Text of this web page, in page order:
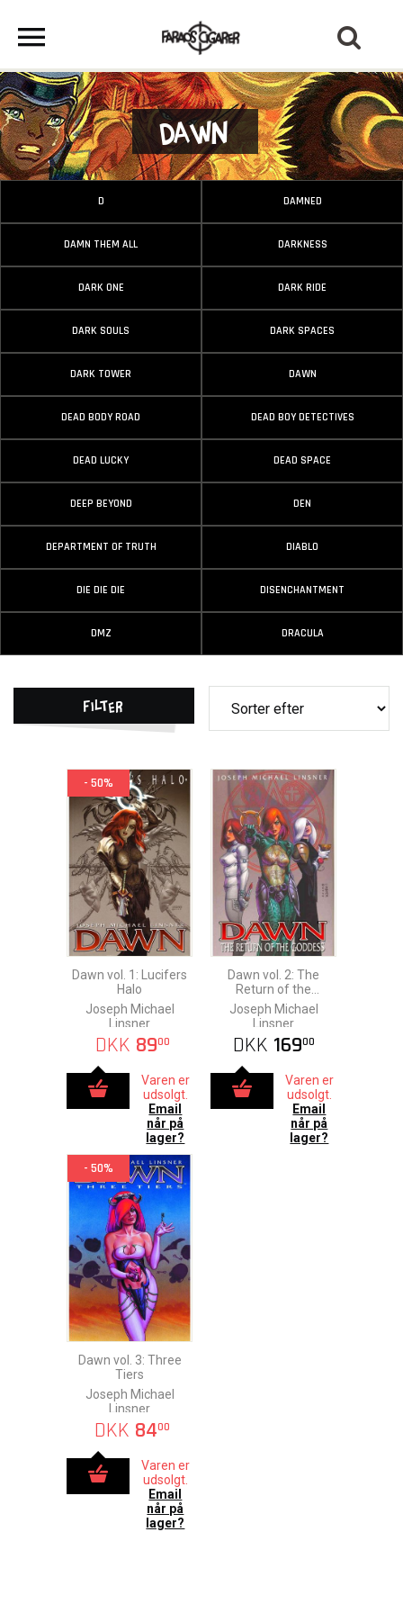
Dawn
D DAMNED
DAMN THEM ALL DARKNESS
DARK ONE DARK RIDE
DARK SOULS DARK SPACES
DARK TOWER DAWN
DEAD BODY ROAD DEAD BOY DETECTIVES
DEAD LUCKY DEAD SPACE
DEEP BEYOND DEN
DEPARTMENT OF TRUTH DIABLO
DIE DIE DIE DISENCHANTMENT
DMZ DRACULA
Filter
- 50%
Dawn vol. 1: Lucifers
Halo
Joseph Michael
Linsner
DKK 8900
Varen er
udsolgt.
Email
når på
lager?
Dawn vol. 2: The
Return of the
Goddess
Joseph Michael
Linsner
DKK 16900
Varen er
udsolgt.
Email
når på
lager?
- 50%
Dawn vol. 3: Three
Tiers
Joseph Michael
Linsner
DKK 8400
Varen er
udsolgt.
Email
når på
lager?